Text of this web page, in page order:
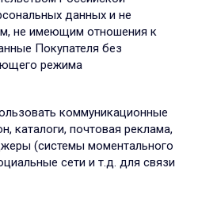
данных и не
не имеющим отношения к
Покупателя без
режима
коммуникационные
каталоги, почтовая реклама,
(системы моментального
сети и т.д. для связи